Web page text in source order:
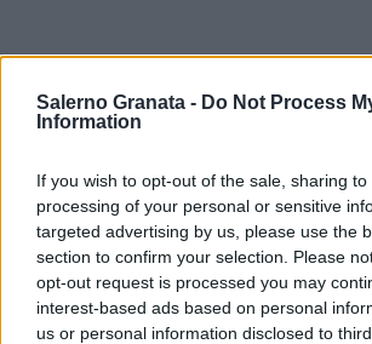
Salerno Granata - Do Not Process
Information
If you wish to opt-out of the sale, sharing
processing of your personal or sensitive
targeted advertising by us, please use the
section to confirm your selection. Please
opt-out request is processed you may
interest-based ads based on personal
us or personal information disclosed to